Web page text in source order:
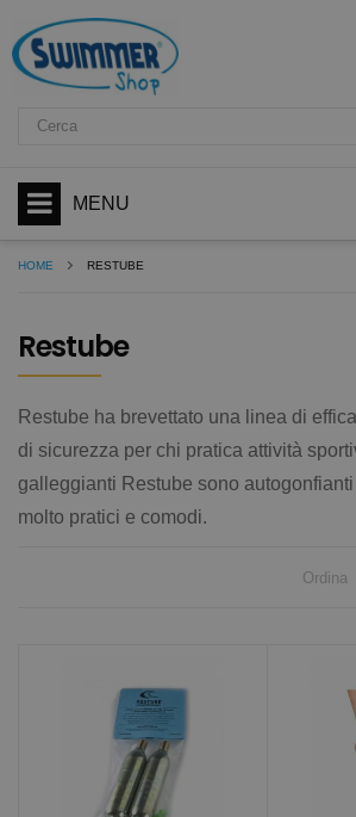
MENU
HOME RESTUBE
Restube
Restube ha brevettato una linea di
di sicurezza per chi pratica attività
galleggianti Restube sono
molto pratici e comodi.